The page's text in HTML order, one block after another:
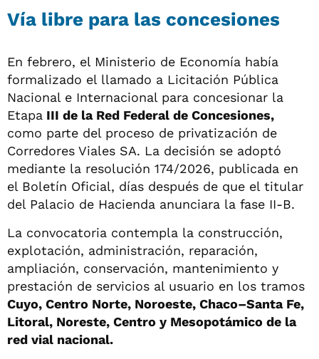
Vía libre para las concesiones
En febrero, el Ministerio de Economía había
formalizado el llamado a Licitación Pública
Nacional e Internacional para concesionar la
Etapa III de la Red Federal de Concesiones,
como parte del proceso de privatización de
Corredores Viales SA. La decisión se adoptó
mediante la resolución 174/2026, publicada en
el Boletín Oficial, días después de que el titular
del Palacio de Hacienda anunciara la fase II-B.
La convocatoria contempla la construcción,
explotación, administración, reparación,
ampliación, conservación, mantenimiento y
prestación de servicios al usuario en los tramos
Cuyo, Centro Norte, Noroeste, Chaco–Santa Fe,
Litoral, Noreste, Centro y Mesopotámico de la
red vial nacional.